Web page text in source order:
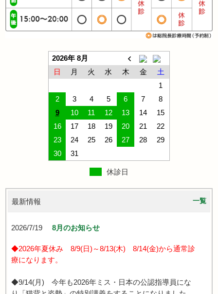
2026年 8月
日
月 火 水 木 金
土
1
2
3 4 5 6 7
8
9
10 11 12 13 14
15
16
17 18 19 20 21
22
23
24 25 26 27 28
29
30
31
休診日
最新情報 一覧
2026/7/19 8月のお知らせ
◆2026年夏休み 8/9(日)～8/13(木) 8/14(金)から通常診
療になります。
◆9/14(月) 今年も2026年ミス・日本の公認指導員にな